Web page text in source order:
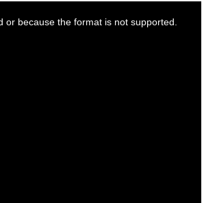
because the format is not supported.